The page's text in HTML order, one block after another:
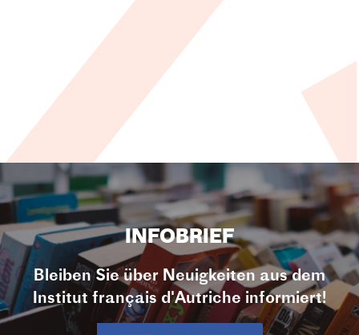
INFOBRIEF
Bleiben Sie über Neuigkeiten aus dem
Institut français d'Autriche informiert!